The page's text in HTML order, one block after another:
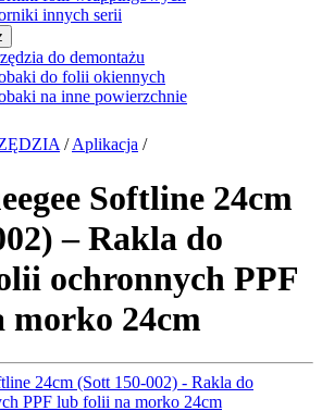
innych serii
do demontażu
do folii okiennych
na inne powierzchnie
/ Aplikacja /
Softline 24cm
– Rakla do
ochronnych PPF
24cm